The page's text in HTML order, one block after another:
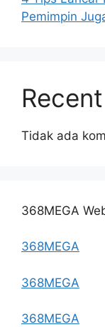
Pemimpin
Tidak ada
368MEGA
368MEGA
368MEGA
368MEGA